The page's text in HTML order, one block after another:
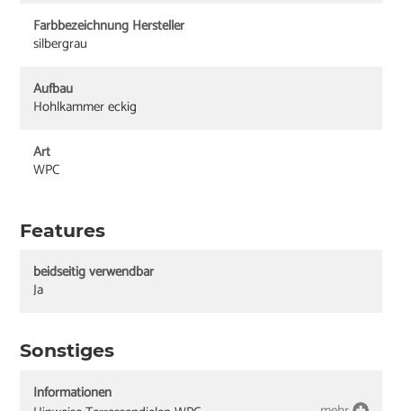
Farbbezeichnung Hersteller
silbergrau
Aufbau
Hohlkammer eckig
Art
WPC
Features
beidseitig verwendbar
Ja
Sonstiges
Informationen